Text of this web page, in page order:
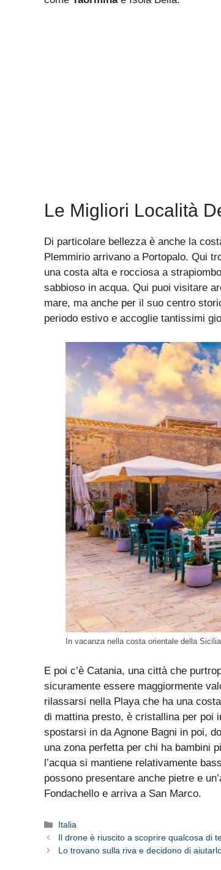
Le Migliori Località
Di particolare bellezza è anche la
Plemmirio arrivano a Portopalo. Qui
una costa alta e rocciosa a
sabbioso in acqua. Qui puoi visitare
mare, ma anche per il suo centro
periodo estivo e accoglie tantissimi
In vacanza nella costa orientale della
E poi c’è Catania, una città che
sicuramente essere maggiormente
rilassarsi nella Playa che ha una
di mattina presto, è cristallina per poi
spostarsi in da Agnone Bagni in poi,
una zona perfetta per chi ha bambini
l’acqua si mantiene relativamente
possono presentare anche pietre e
Fondachello e arriva a San Marco.
Categorie
Italia
Il drone è riuscito a scoprire qualcosa di
Lo trovano sulla riva e decidono di